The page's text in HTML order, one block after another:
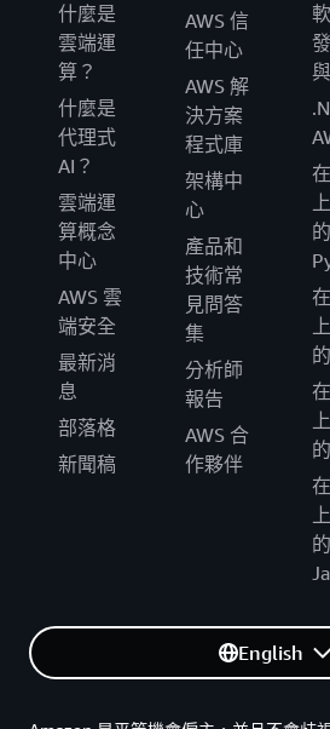
什麼是
雲端運
算？
什麼是
代理式
AI？
雲端運
算概念
中心
AWS 雲
端安全
最新消
息
部落格
新聞稿
AWS 信
任中心
AWS 解
決方案
程式庫
架構中
心
產品和
技術常
見問答
集
分析師
報告
AWS 合
作夥伴
的
的
English